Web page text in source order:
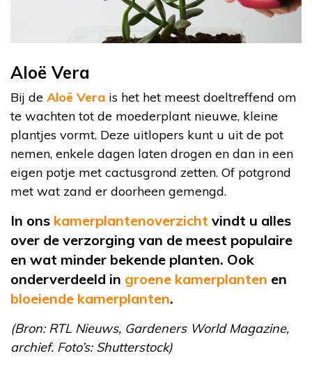
Aloë Vera
Bij de Aloë Vera is het het meest doeltreffend om
te wachten tot de moederplant nieuwe, kleine
plantjes vormt. Deze uitlopers kunt u uit de pot
nemen, enkele dagen laten drogen en dan in een
eigen potje met cactusgrond zetten. Of potgrond
met wat zand er doorheen gemengd.
In ons kamerplantenoverzicht vindt u alles
over de verzorging van de meest populaire
en wat minder bekende planten. Ook
onderverdeeld in groene kamerplanten en
bloeiende kamerplanten.
(Bron: RTL Nieuws, Gardeners World Magazine,
archief. Foto’s: Shutterstock)